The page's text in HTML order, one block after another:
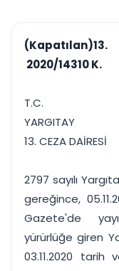
Duruşma ve
takvimi
Tek panelde
UYAP & UETS
2020/14310 K.
T.C.
YARGITAY
13. CEZA DAİRESİ
2797 sayılı
gereğince,
Gazete'de
yürürlüğe giren
03.11.2020 tarih